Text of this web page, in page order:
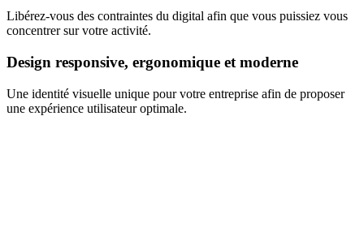
Libérez-vous des contraintes du digital afin que vous puissiez vous
concentrer sur votre activité.
Design responsive, ergonomique et moderne
Une identité visuelle unique pour votre entreprise afin de proposer
une expérience utilisateur optimale.